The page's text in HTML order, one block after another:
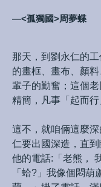
—<孤獨國>周夢蝶
那天，到劉永仁的
的畫框、畫布、顏
輩子的勤奮；這個
精簡，凡事「起而行
這不，就咱倆這麼
仁要出國深造，直
他的電話:「老熊，
「蛤?」我像個悶葫